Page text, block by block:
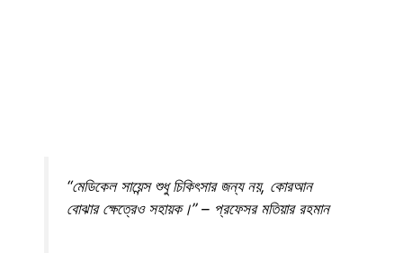
“মেডিকেল সায়েন্স শুধু চিকিৎসার জন্য নয়, কোরআন
বোঝার ক্ষেত্রেও সহায়ক।” – প্রফেসর মতিয়ার রহমান